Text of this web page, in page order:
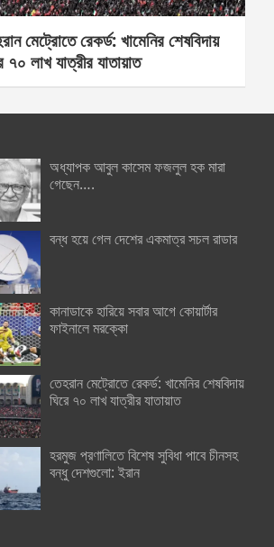
মেট্রোতে রেকর্ড: খামেনির শেষবিদায়
৭০ লাখ যাত্রীর যাতায়াত
অধ্যাপক আবুল কাসেম ফজলুল হক মারা
গেছেন….
বন্ধ হয়ে গেল দেশের একমাত্র সচল রাডার
কানাডাকে হারিয়ে সবার আগে কোয়ার্টার
ফাইনালে মরক্কো
তেহরান মেট্রোতে রেকর্ড: খামেনির শেষবিদায়
ঘিরে ৭০ লাখ যাত্রীর যাতায়াত
হরমুজ প্রণালিতে বিশেষ সুবিধা পাবে চীনসহ
বন্ধু দেশগুলো: ইরান